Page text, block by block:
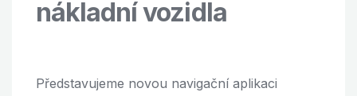
nákladní vozidla
Představujeme novou navigační aplikaci